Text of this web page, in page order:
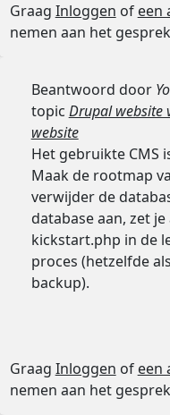
Graag Inloggen of een
nemen aan het
Beantwoord door
topic Drupal website
website
Het gebruikte CMS
Maak de rootmap
verwijder de
database aan, zet
kickstart.php in de
proces (hetzelfde
backup).
Graag Inloggen of een
nemen aan het